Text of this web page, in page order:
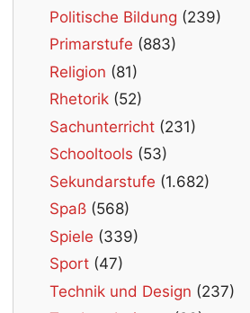
Politische Bildung (239)
Primarstufe (883)
Religion (81)
Rhetorik (52)
Sachunterricht (231)
Schooltools (53)
Sekundarstufe (1.682)
Spaß (568)
Spiele (339)
Sport (47)
Technik und Design (237)